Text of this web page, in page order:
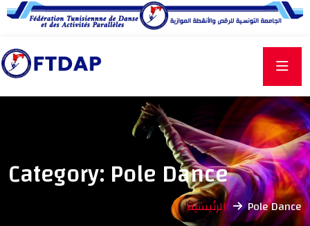
Category:Pole Dance
الرئيسية Pole Dance